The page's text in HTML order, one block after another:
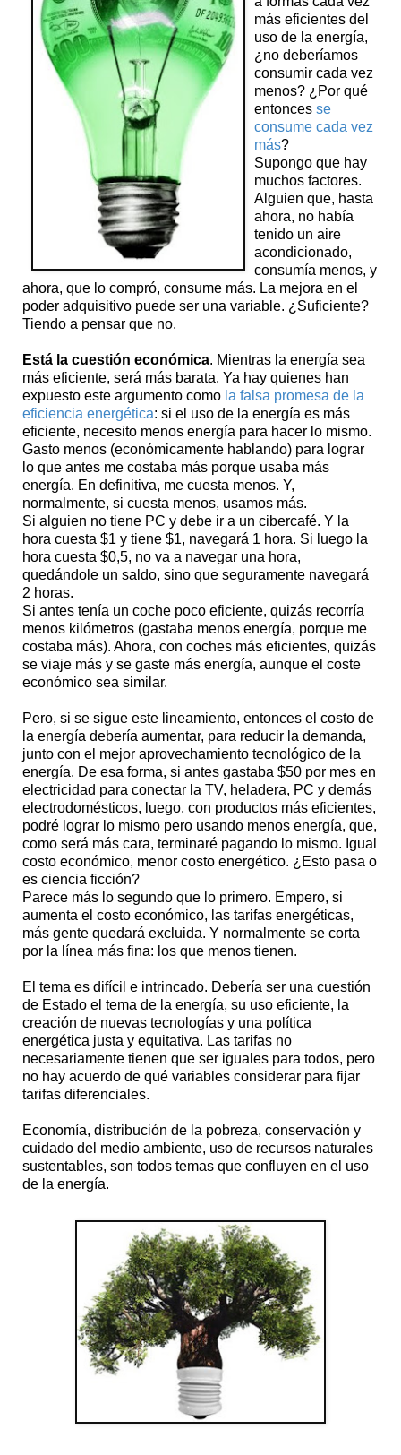
más eficientes del
uso de la energía,
¿no deberíamos
consumir cada vez
menos? ¿Por qué
entonces se
consume cada vez
más?
Supongo que hay
muchos factores.
Alguien que, hasta
ahora, no había
tenido un aire
acondicionado,
consumía menos, y
ahora, que lo compró, consume más. La mejora en el
poder adquisitivo puede ser una variable. ¿Suficiente?
Tiendo a pensar que no.
Está la cuestión económica. Mientras la energía sea
más eficiente, será más barata. Ya hay quienes han
expuesto este argumento como la falsa promesa de la
eficiencia energética: si el uso de la energía es más
eficiente, necesito menos energía para hacer lo mismo.
Gasto menos (económicamente hablando) para lograr
lo que antes me costaba más porque usaba más
energía. En definitiva, me cuesta menos. Y,
normalmente, si cuesta menos, usamos más.
Si alguien no tiene PC y debe ir a un cibercafé. Y la
hora cuesta $1 y tiene $1, navegará 1 hora. Si luego la
hora cuesta $0,5, no va a navegar una hora,
quedándole un saldo, sino que seguramente navegará
2 horas.
Si antes tenía un coche poco eficiente, quizás recorría
menos kilómetros (gastaba menos energía, porque me
costaba más). Ahora, con coches más eficientes, quizás
se viaje más y se gaste más energía, aunque el coste
económico sea similar.
Pero, si se sigue este lineamiento, entonces el costo de
la energía debería aumentar, para reducir la demanda,
junto con el mejor aprovechamiento tecnológico de la
energía. De esa forma, si antes gastaba $50 por mes en
electricidad para conectar la TV, heladera, PC y demás
electrodomésticos, luego, con productos más eficientes,
podré lograr lo mismo pero usando menos energía, que,
como será más cara, terminaré pagando lo mismo. Igual
costo económico, menor costo energético. ¿Esto pasa o
es ciencia ficción?
Parece más lo segundo que lo primero. Empero, si
aumenta el costo económico, las tarifas energéticas,
más gente quedará excluida. Y normalmente se corta
por la línea más fina: los que menos tienen.
El tema es difícil e intrincado. Debería ser una cuestión
de Estado el tema de la energía, su uso eficiente, la
creación de nuevas tecnologías y una política
energética justa y equitativa. Las tarifas no
necesariamente tienen que ser iguales para todos, pero
no hay acuerdo de qué variables considerar para fijar
tarifas diferenciales.
Economía, distribución de la pobreza, conservación y
cuidado del medio ambiente, uso de recursos naturales
sustentables, son todos temas que confluyen en el uso
de la energía.